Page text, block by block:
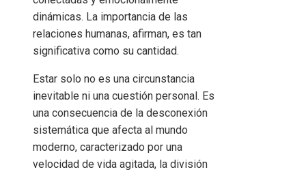
dinámicas. La importancia de las
relaciones humanas, afirman, es tan
significativa como su cantidad.
Estar solo no es una circunstancia
inevitable ni una cuestión personal. Es
una consecuencia de la desconexión
sistemática que afecta al mundo
moderno, caracterizado por una
velocidad de vida agitada, la división